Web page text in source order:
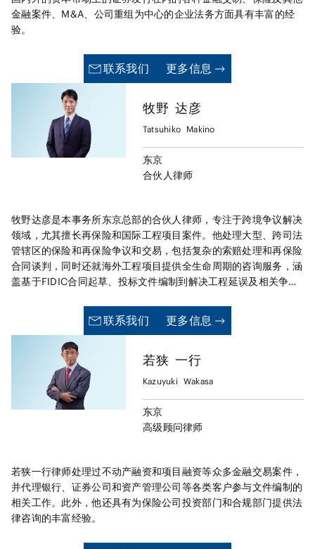
金融案件、M&A、公司重组为中心的企业法务方面具有丰富的经
验。
联系我们 更多信息
牧野 达彦
Tatsuhiko Makino
东京
合伙人律师
牧野达彦是本事务所东京总部的合伙人律师，专注于跨境争议解决
领域，尤其擅长再保险和国际工程项目案件。他处理大型、跨司法
管辖区的保险和再保险争议和交易，包括复杂的索赔处理和再保险
合同谈判，同时还就海外工程项目提供全生命周期的咨询服务，涵
盖基于FIDIC合同起草、投标文件编制到解决工程延误及相关争议
与海外律师进行协调合作。他精通英语和日语，以英语开展谈判和
听证会，并采用务实、以商业为导向的策略，架起日本和国际企业
文化的桥梁。
联系我们 更多信息
若狭 一行
Kazuyuki Wakasa
东京
高级顾问律师
若狭一行律师处理过不动产融资和项目融资等众多金融交易案件，
并代理银行、证券公司和资产管理公司等各类客户参与文件编制的
相关工作。此外，他还具有为保险公司投资部门和合规部门提供法
律咨询的丰富经验。